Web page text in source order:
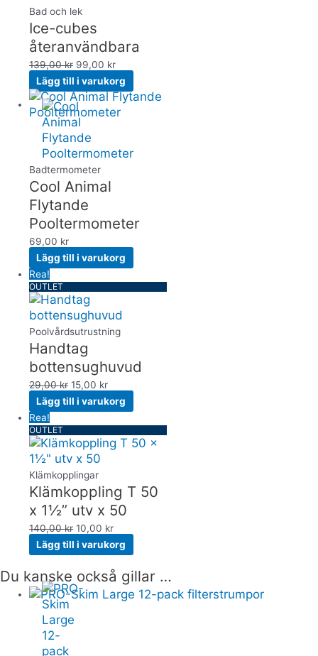
Bad och lek
Ice-cubes
återanvändbara
139,00kr 99,00 kr
Lägg till i varukorg
Badtermometer
Cool Animal
Flytande
Pooltermometer
69,00 kr
Lägg till i varukorg
Rea!
OUTLET
Poolvårdsutrustning
Handtag
bottensughuvud
29,00kr 15,00 kr
Lägg till i varukorg
Rea!
OUTLET
Klämkopplingar
Klämkoppling T 50
x 1½” utv x 50
140,00kr 10,00 kr
Lägg till i varukorg
Du kanske också gillar …